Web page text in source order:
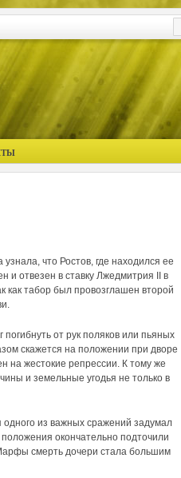
что Ростов, где находился ее
и отвезен в ставку Лжедмитрия II в
как табор был провозглашен второй
от рук поляков или пьяных
скажется на положении при дворе
на жестокие репрессии. К тому же
и земельные угодья не только в
из важных сражений задумал
окончательно подточили
смерть дочери стала большим